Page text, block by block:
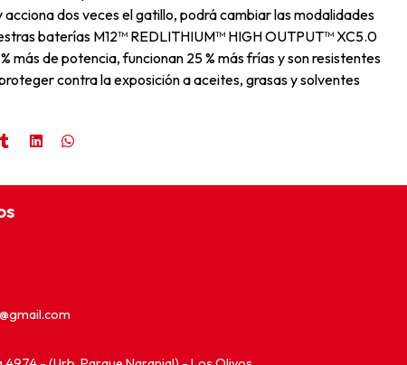
dos veces el gatillo, podrá cambiar las modalidades
baterías M12™ REDLITHIUM™ HIGH OUTPUT™ XC5.0
más de potencia, funcionan 25 % más frías y son resistentes
contra la exposición a aceites, grasas y solventes